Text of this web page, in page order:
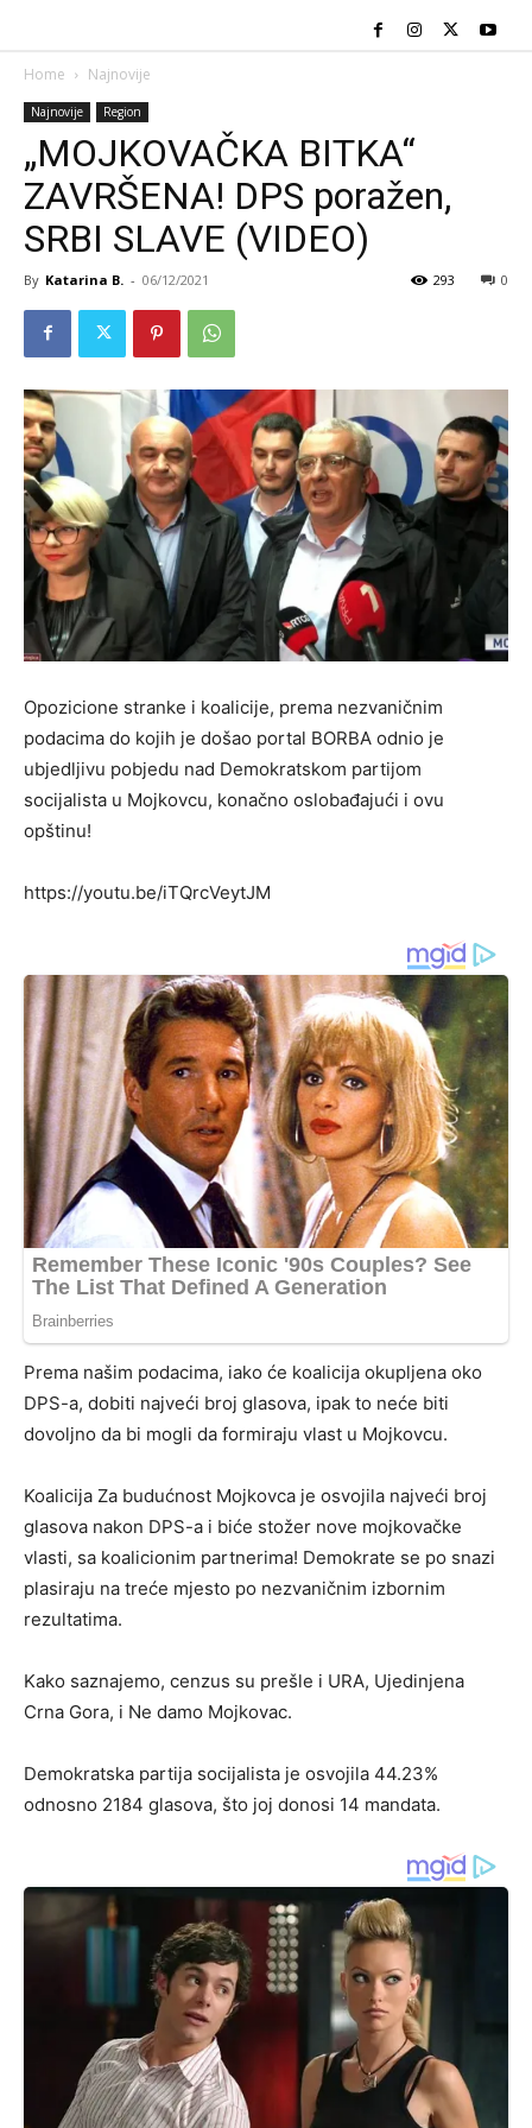
Home Najnovije
Najnovije Region
„MOJKOVAČKA BITKA“
ZAVRŠENA! DPS poražen,
SRBI SLAVE (VIDEO)
By Katarina B. - 06/12/2021 0
293
Opozicione stranke i koalicije, prema nezvaničnim
podacima do kojih je došao portal BORBA odnio je
ubjedljivu pobjedu nad Demokratskom partijom
socijalista u Mojkovcu, konačno oslobađajući i ovu
opštinu!
https://youtu.be/iTQrcVeytJM
Prema našim podacima, iako će koalicija okupljena oko
DPS-a, dobiti najveći broj glasova, ipak to neće biti
dovoljno da bi mogli da formiraju vlast u Mojkovcu.
Koalicija Za budućnost Mojkovca je osvojila najveći broj
glasova nakon DPS-a i biće stožer nove mojkovačke
vlasti, sa koalicionim partnerima! Demokrate se po snazi
plasiraju na treće mjesto po nezvaničnim izbornim
rezultatima.
Kako saznajemo, cenzus su prešle i URA, Ujedinjena
Crna Gora, i Ne damo Mojkovac.
Demokratska partija socijalista je osvojila 44.23%
odnosno 2184 glasova, što joj donosi 14 mandata.